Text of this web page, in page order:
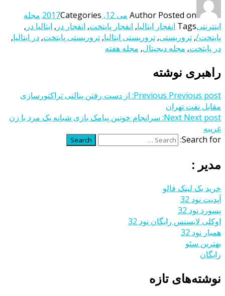
Author Posted on می 12, 2017 Categories
مجله
اینترنتیTags انفجار ایتالیا, انفجار پایتخت, انفجار در , ایتالیا در ,
پایتخت/, تروریستی, تروریستی ایتالیا, تروریستی پایتخت, در ایتالیا,
در پایتخت, مجله دیجیتال, مجله هفته
راهبری نوشته
Previous Previous post:
از دست رفتن پنالتی تراکتورسازی
مقابل نفت تهران
Next Next post:
سرانجام خونین پیامک بازی شبانه یک مرد با زن
غریبه
Search for:
Search
مدیر :
خرید بک لینک فالو
آپدیت نود 32
پسورد نود 32
اوکلی لایسنس رایگان نود 32
همیار نود 32
بهترین سئو
رایگان
نوشته‌های تازه